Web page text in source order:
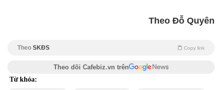
Theo Đỗ Quyên
Theo SKĐS Copy link
Theo dõi Cafebiz.vn trên
Từ khóa: